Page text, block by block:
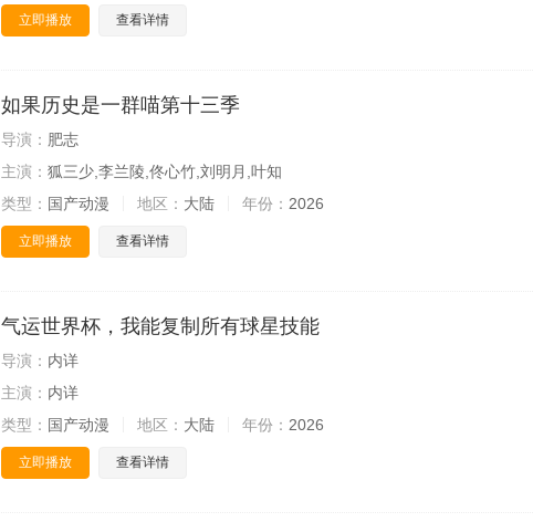
立即播放 查看详情
如果历史是一群喵第十三季
导演： 肥志
主演： 狐三少,李兰陵,佟心竹,刘明月,叶知
类型： 国产动漫 地区： 大陆 年份： 2026
立即播放 查看详情
气运世界杯，我能复制所有球星技能
导演： 内详
主演： 内详
类型： 国产动漫 地区： 大陆 年份： 2026
立即播放 查看详情